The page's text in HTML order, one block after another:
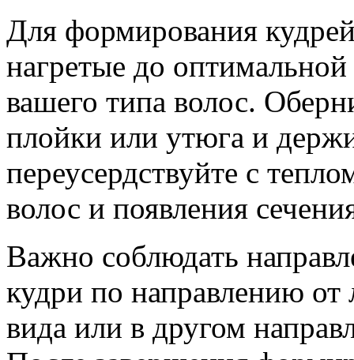
Для формирования
нагретые до
вашего типа волос.
плойки или утюга и
переусердствуйте с
волос и появления
Важно соблюдать
кудри по направлению от
вида или в другом